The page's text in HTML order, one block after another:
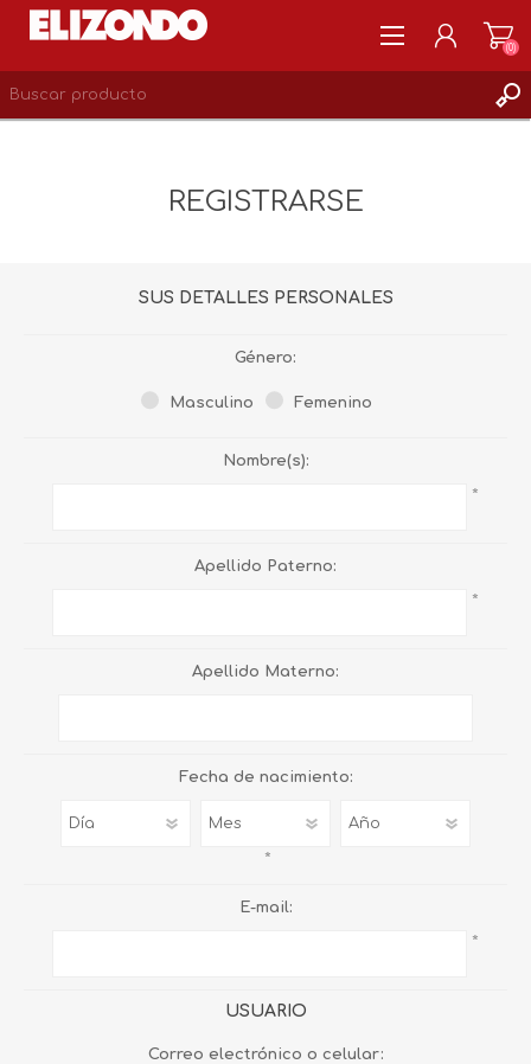
(0)
REGISTRARSE
SUS DETALLES PERSONALES
Género:
Masculino Femenino
Nombre(s):
*
Apellido Paterno:
*
Apellido Materno:
Fecha de nacimiento:
*
E-mail:
*
USUARIO
Correo electrónico o celular: